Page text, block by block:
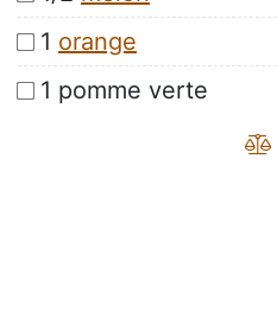
1 orange
1 pomme verte